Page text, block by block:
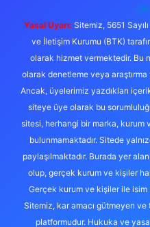
Yasal Uyarı: Sitemiz, 5651
ve İletişim Kurumu (BTK)
olarak hizmet vermektedir. Bu
olarak denetleme veya
Ancak, üyelerimiz yazdıkları
siteye üye olarak bu
sitesi, herhangi bir marka, kurum
bulunmamaktadır. Sitede
paylaşılmaktadır. Burada yer
olup, gerçek kurum ve kişiler
Gerçek kurum ve kişiler ile
Sitemiz, kar amacı gütmeyen
platformudur. Hukuka ve